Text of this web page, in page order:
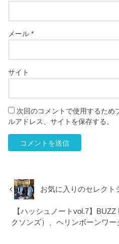
メール*
サイト
次回のコメントで使用するため
ルアドレス、サイトを保存する。
お気に入りのセレクト
【ハッシュノートvol.7】
クソンズ）、ヘリンボーンワ